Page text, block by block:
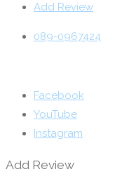
Add Review
089-0967424
Facebook
YouTube
Instagram
Add Review